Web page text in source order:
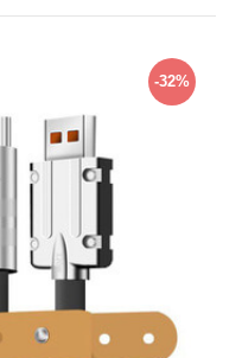
-32%